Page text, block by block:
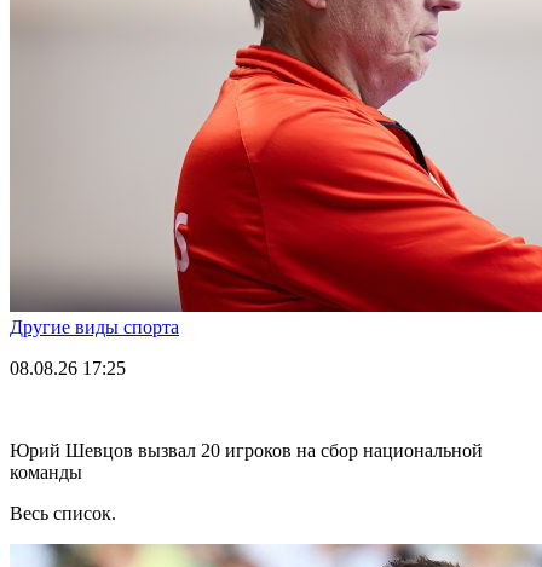
Другие виды спорта
08.08.26 17:25
Юрий Шевцов вызвал 20 игроков на сбор национальной
команды
Весь список.